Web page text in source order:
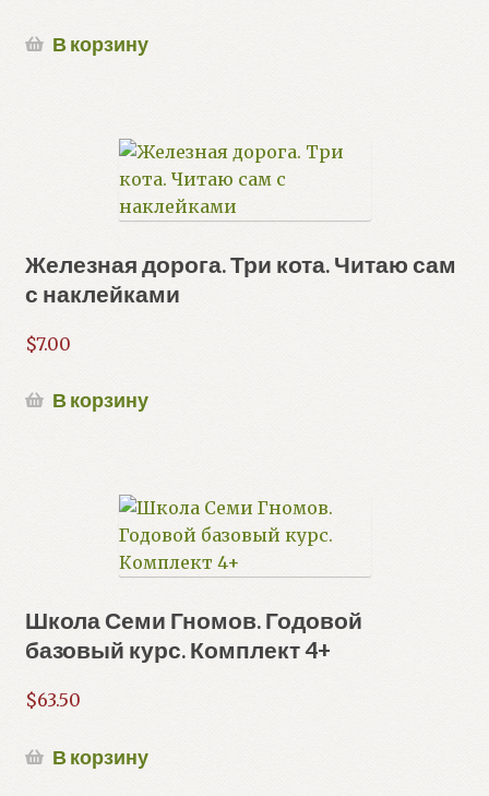
В корзину
Железная дорога. Три кота. Читаю сам
с наклейками
$7.00
В корзину
Школа Семи Гномов. Годовой
базовый курс. Комплект 4+
$63.50
В корзину